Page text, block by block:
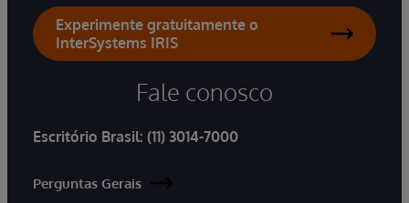
Experimente gratuitamente o
InterSystems IRIS
Fale conosco
Escritório Brasil: (11) 3014-7000
Perguntas Gerais